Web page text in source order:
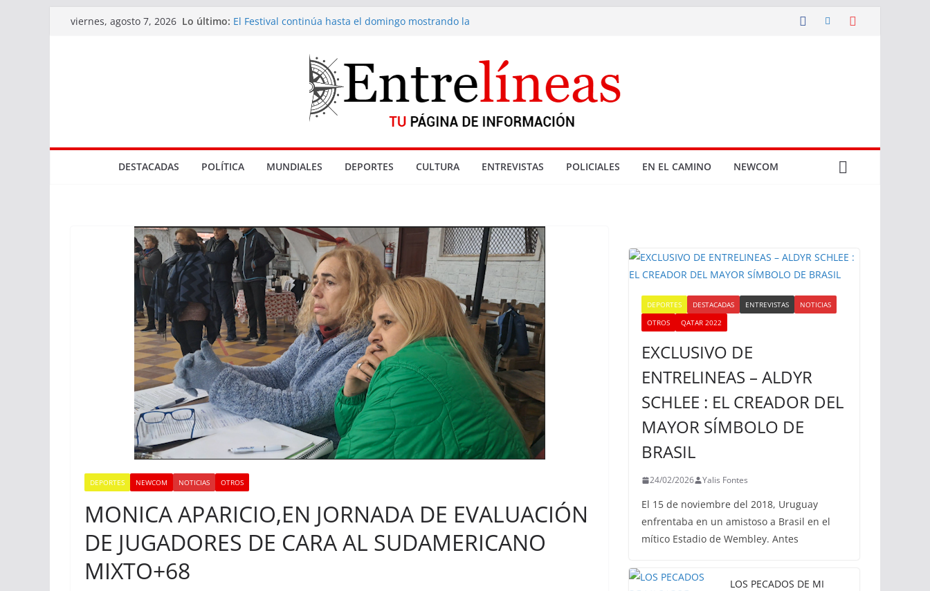
Saltarviernes, agosto 7, 2026 Lo último: El Festival continúa hasta el domingo mostrando la
Tres bocas de venta de drogas cerradas en La Paloma
El Marco de los Reyes
Parque NBA en Gramado
DESTACADAS POLÍTICA MUNDIALES DEPORTES CULTURA ENTREVISTAS POLICIALES EN EL CAMINO NEWCOM
DEPORTES NEWCOM NOTICIAS OTROS
MONICA APARICIO,EN JORNADA DE EVALUACIÓN
DE JUGADORES DE CARA AL SUDAMERICANO
MIXTO+68
DEPORTES DESTACADAS ENTREVISTAS
NOTICIAS
OTROS
QATAR 2022
EXCLUSIVO DE
ENTRELINEAS – ALDYR
SCHLEE : EL CREADOR DEL
MAYOR SÍMBOLO DE
BRASIL
24/02/2026 Yalis Fontes
El 15 de noviembre del 2018, Uruguay
enfrentaba en un amistoso a Brasil en el
mítico Estadio de Wembley. Antes
LOS PECADOS DE MI